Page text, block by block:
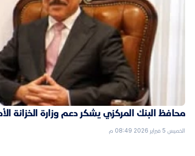
محافظ البنك المركزي يشكر دعم وزارة الخزانة
الخميس 5 فبراير 2026 08:49 م